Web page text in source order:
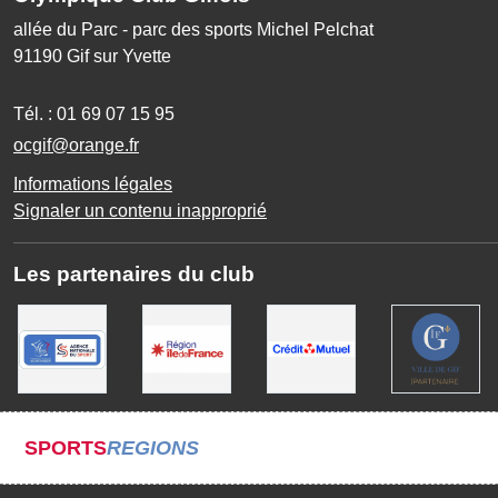
allée du Parc - parc des sports Michel Pelchat
91190 Gif sur Yvette
Tél. : 01 69 07 15 95
ocgif@orange.fr
Informations légales
Signaler un contenu inapproprié
Les partenaires du club
SPORTSREGIONS